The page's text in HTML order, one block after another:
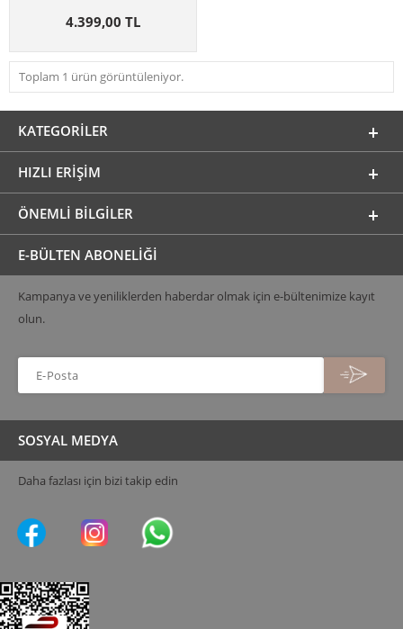
4.399,00 TL
Toplam 1 ürün görüntüleniyor.
KATEGORILER
HIZLI ERIŞIM
ÖNEMLI BILGILER
E-BÜLTEN ABONELİĞİ
Kampanya ve yeniliklerden haberdar olmak için e-bültenimize kayıt
olun.
SOSYAL MEDYA
Daha fazlası için bizi takip edin